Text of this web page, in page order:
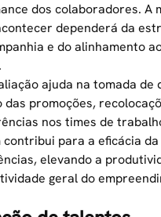
dos colaboradores. A
dependerá da
e do alinhamento
ajuda na tomada de
das promoções,
nos times de
contribui para a eficácia da
, elevando a
geral do